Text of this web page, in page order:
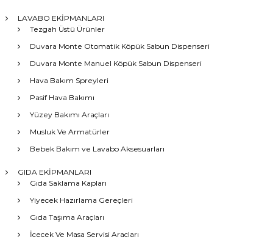
LAVABO EKİPMANLARI
Tezgah Üstü Ürünler
Duvara Monte Otomatik Köpük Sabun Dispenseri
Duvara Monte Manuel Köpük Sabun Dispenseri
Hava Bakım Spreyleri
Pasif Hava Bakımı
Yüzey Bakımı Araçları
Musluk Ve Armatürler
Bebek Bakım ve Lavabo Aksesuarları
GIDA EKİPMANLARI
Gıda Saklama Kapları
Yiyecek Hazırlama Gereçleri
Gıda Taşıma Araçları
İçecek Ve Masa Servisi Araçları